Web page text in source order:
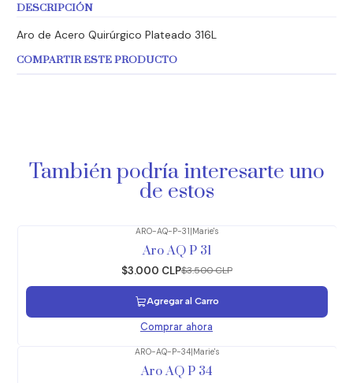
DESCRIPCIÓN
Aro de Acero Quirúrgico Plateado 316L
COMPARTIR ESTE PRODUCTO
También podría interesarte uno
de estos
ARO-AQ-P-31|Marie's
Aro AQ P 31
$3.000 CLP$3.500 CLP
Agregar al Carro
Comprar ahora
ARO-AQ-P-34|Marie's
Aro AQ P 34